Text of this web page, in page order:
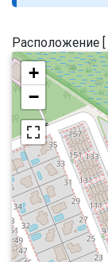
Расположение [
+
−